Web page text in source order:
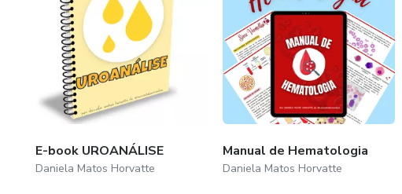
E-book UROANÁLISE
Daniela Matos Horvatte
Manual de Hematologia
Daniela Matos Horvatte